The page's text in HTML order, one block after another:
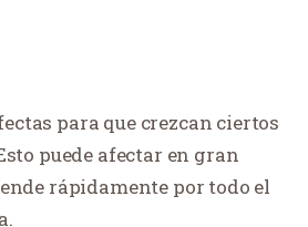
para que crezcan ciertos
puede afectar en gran
rápidamente por todo el